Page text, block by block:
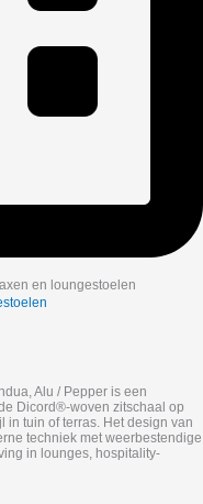
Alu / Pepper is een
Dicord®-woven zitschaal op
in tuin of terras. Het design van
techniek met weerbestendige
in lounges, hospitality-